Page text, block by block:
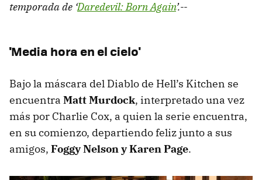
temporada de ‘Daredevil: Born Again’.--
'Media hora en el cielo'
Bajo la máscara del Diablo de Hell’s Kitchen se
encuentra Matt Murdock, interpretado una vez
más por Charlie Cox, a quien la serie encuentra,
en su comienzo, departiendo feliz junto a sus
amigos, Foggy Nelson y Karen Page.